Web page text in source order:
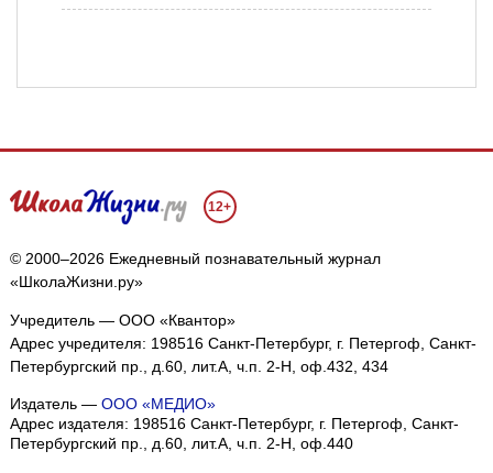
12+
© 2000–2026 Ежедневный познавательный журнал
«ШколаЖизни.ру»
Учредитель — ООО «Квантор»
Адрес учредителя: 198516 Санкт-Петербург, г. Петергоф, Санкт-
Петербургский пр., д.60, лит.А, ч.п. 2-Н, оф.432, 434
Издатель — ООО «МЕДИО»
Адрес издателя: 198516 Санкт-Петербург, г. Петергоф, Санкт-
Петербургский пр., д.60, лит.А, ч.п. 2-Н, оф.440